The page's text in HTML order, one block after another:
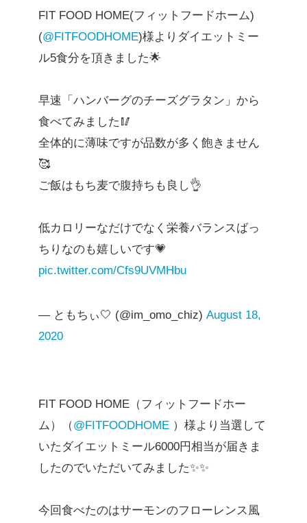
FIT FOOD HOME(フィットフードホーム)
(@FITFOODHOME)様よりダイエットミー
ル5食分を頂きました🌟
早速「ハンバーグのチーズグラタン」から
食べてみました🥢
全体的に薄味ですが品数が多く飽きません
🥰
ご飯はもち麦で腹持ちも良し👌
低カロリーなだけでなく栄養バランスばっ
ちりなのも嬉しいです💗
pic.twitter.com/Cfs9UVMHbu
— ともちぃ🤍 (@im_omo_chiz) August 18,
2020
FIT FOOD HOME（フィットフードホー
ム）（@FITFOODHOME ）様より当選して
いたダイエットミール6000円相当が届きま
したのでいただいてみました✨✨
今回食べたのはサーモンのフローレンス風